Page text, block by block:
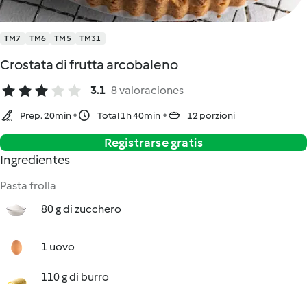
TM7 TM6 TM5 TM31
Crostata di frutta arcobaleno
3.1 8 valoraciones
Prep. 20min Total 1h 40min 12 porzioni
Registrarse gratis
Ingredientes
Pasta frolla
80 g di zucchero
1 uovo
110 g di burro